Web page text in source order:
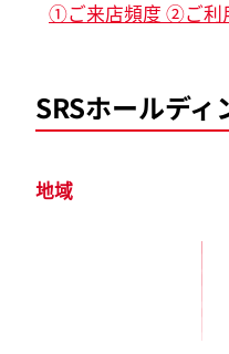
①ご来店頻度 ②ご利
SRSホールデ
地域